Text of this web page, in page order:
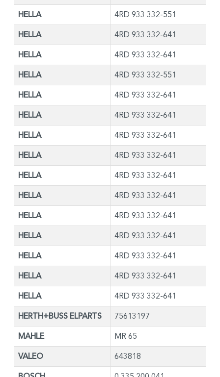
HELLA 4RD 933 332-551
HELLA 4RD 933 332-641
HELLA 4RD 933 332-641
HELLA 4RD 933 332-551
HELLA 4RD 933 332-641
HELLA 4RD 933 332-641
HELLA 4RD 933 332-641
HELLA 4RD 933 332-641
HELLA 4RD 933 332-641
HELLA 4RD 933 332-641
HELLA 4RD 933 332-641
HELLA 4RD 933 332-641
HELLA 4RD 933 332-641
HELLA 4RD 933 332-641
HELLA 4RD 933 332-641
HERTH+BUSS ELPARTS 75613197
MAHLE MR 65
VALEO 643818